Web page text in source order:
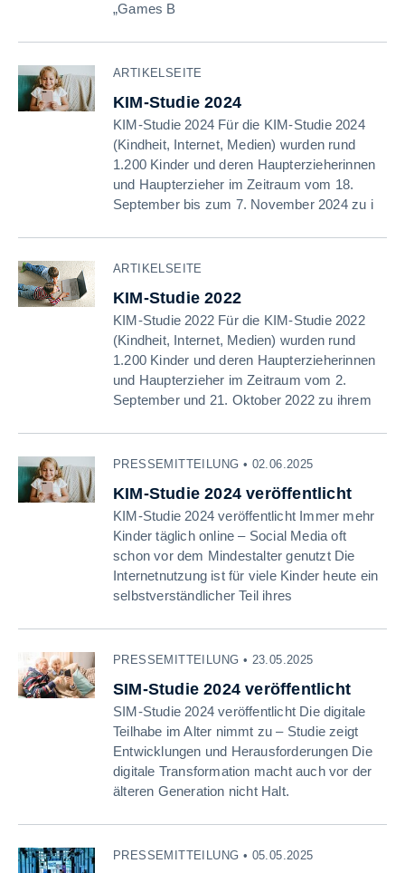
„Games B
ARTIKELSEITE
KIM-Studie 2024
KIM-Studie 2024 Für die KIM-Studie 2024
(Kindheit, Internet, Medien) wurden rund
1.200 Kinder und deren Haupterzieherinnen
und Haupterzieher im Zeitraum vom 18.
September bis zum 7. November 2024 zu i
ARTIKELSEITE
KIM-Studie 2022
KIM-Studie 2022 Für die KIM-Studie 2022
(Kindheit, Internet, Medien) wurden rund
1.200 Kinder und deren Haupterzieherinnen
und Haupterzieher im Zeitraum vom 2.
September und 21. Oktober 2022 zu ihrem
PRESSEMITTEILUNG • 02.06.2025
KIM-Studie 2024 veröffentlicht
KIM-Studie 2024 veröffentlicht Immer mehr
Kinder täglich online – Social Media oft
schon vor dem Mindestalter genutzt Die
Internetnutzung ist für viele Kinder heute ein
selbstverständlicher Teil ihres
PRESSEMITTEILUNG • 23.05.2025
SIM-Studie 2024 veröffentlicht
SIM-Studie 2024 veröffentlicht Die digitale
Teilhabe im Alter nimmt zu – Studie zeigt
Entwicklungen und Herausforderungen Die
digitale Transformation macht auch vor der
älteren Generation nicht Halt.
PRESSEMITTEILUNG • 05.05.2025